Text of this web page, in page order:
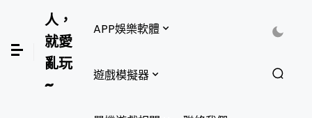
人，
就愛
亂玩
~
APP娛樂軟體
遊戲模擬器